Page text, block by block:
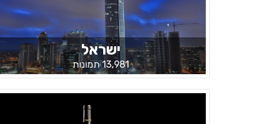
ישראל
13,981 תמונות